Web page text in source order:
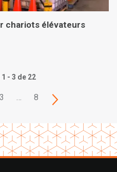
chariots élévateurs
- 3 de 22
3 … 8